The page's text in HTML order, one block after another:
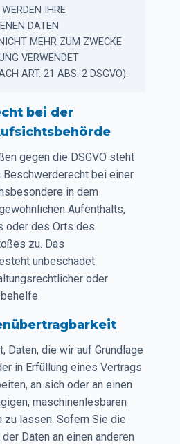
IHRE
DATEN
MEHR ZUM ZWECKE
VERWENDET
ART. 21 ABS. 2 DSGVO).
bei der
gegen die DSGVO steht
bei einer
in dem
Aufenthalts,
oder des Orts des
zu. Das
unbeschadet
oder
Daten, die wir auf Grundlage
in Erfüllung eines Vertrags
an sich oder an einen
maschinenlesbaren
zu lassen. Sofern Sie die
Daten an einen anderen